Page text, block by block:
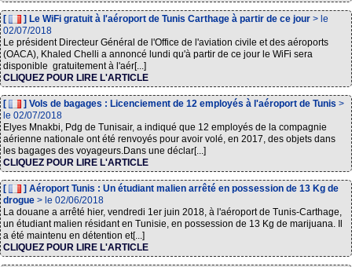
[ ] Le WiFi gratuit à l'aéroport de Tunis Carthage à partir de ce jour > le
02/07/2018
Le président Directeur Général de l'Office de l'aviation civile et des aéroports
(OACA), Khaled Chelli a annoncé lundi qu'à partir de ce jour le WiFi sera
disponible gratuitement à l'aér[...]
CLIQUEZ POUR LIRE L'ARTICLE
[ ] Vols de bagages : Licenciement de 12 employés à l'aéroport de Tunis >
le 02/07/2018
Elyes Mnakbi, Pdg de Tunisair, a indiqué que 12 employés de la compagnie
aérienne nationale ont été renvoyés pour avoir volé, en 2017, des objets dans
les bagages des voyageurs.Dans une déclar[...]
CLIQUEZ POUR LIRE L'ARTICLE
[
] Aéroport Tunis : Un étudiant malien arrêté en possession de 13 Kg de
drogue > le 02/06/2018
La douane a arrêté hier, vendredi 1er juin 2018, à l'aéroport de Tunis-Carthage,
un étudiant malien résidant en Tunisie, en possession de 13 Kg de marijuana. Il
a été maintenu en détention et[...]
CLIQUEZ POUR LIRE L'ARTICLE